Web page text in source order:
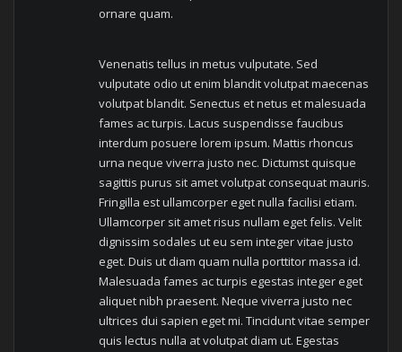
ornare quam.
Venenatis tellus in metus vulputate. Sed
vulputate odio ut enim blandit volutpat maecenas
volutpat blandit. Senectus et netus et malesuada
fames ac turpis. Lacus suspendisse faucibus
interdum posuere lorem ipsum. Mattis rhoncus
urna neque viverra justo nec. Dictumst quisque
sagittis purus sit amet volutpat consequat mauris.
Fringilla est ullamcorper eget nulla facilisi etiam.
Ullamcorper sit amet risus nullam eget felis. Velit
dignissim sodales ut eu sem integer vitae justo
eget. Duis ut diam quam nulla porttitor massa id.
Malesuada fames ac turpis egestas integer eget
aliquet nibh praesent. Neque viverra justo nec
ultrices dui sapien eget mi. Tincidunt vitae semper
quis lectus nulla at volutpat diam ut. Egestas